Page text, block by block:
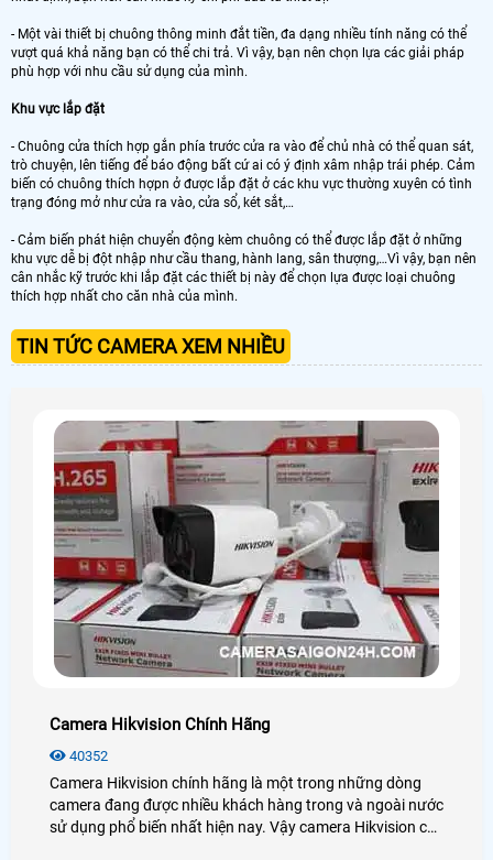
- Một vài thiết bị chuông thông minh đắt tiền, đa dạng nhiều tính năng có thể
vượt quá khả năng bạn có thể chi trả. Vì vậy, bạn nên chọn lựa các giải pháp
phù hợp với nhu cầu sử dụng của mình.
Khu vực lắp đặt
- Chuông cửa thích hợp gắn phía trước cửa ra vào để chủ nhà có thể quan sát,
trò chuyện, lên tiếng để báo động bất cứ ai có ý định xâm nhập trái phép. Cảm
biến có chuông thích hợpn ở được lắp đặt ở các khu vực thường xuyên có tình
trạng đóng mở như cửa ra vào, cửa sổ, két sắt,…
- Cảm biến phát hiện chuyển động kèm chuông có thể được lắp đặt ở những
khu vực dễ bị đột nhập như cầu thang, hành lang, sân thượng,…Vì vậy, bạn nên
cân nhắc kỹ trước khi lắp đặt các thiết bị này để chọn lựa được loại chuông
thích hợp nhất cho căn nhà của mình.
TIN TỨC CAMERA XEM NHIỀU
Camera Hikvision Chính Hãng
40352
Camera Hikvision chính hãng là một trong những dòng
camera đang được nhiều khách hàng trong và ngoài nước
sử dụng phổ biến nhất hiện nay. Vậy camera Hikvision có